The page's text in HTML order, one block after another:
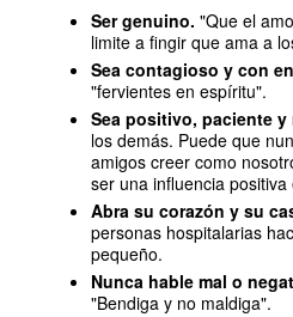
Ser genuino. "Que el
limite a fingir que ama a
Sea contagioso y con
"fervientes en espíritu".
Sea positivo, paciente y
los demás. Puede que
amigos creer como
ser una influencia positiva
Abra su corazón y su
personas hospitalarias
pequeño.
Nunca hable mal o
"Bendiga y no maldiga".